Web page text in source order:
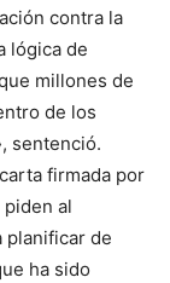
contra la
lógica de
millones de
de los
sentenció.
firmada por
al
planificar de
ha sido